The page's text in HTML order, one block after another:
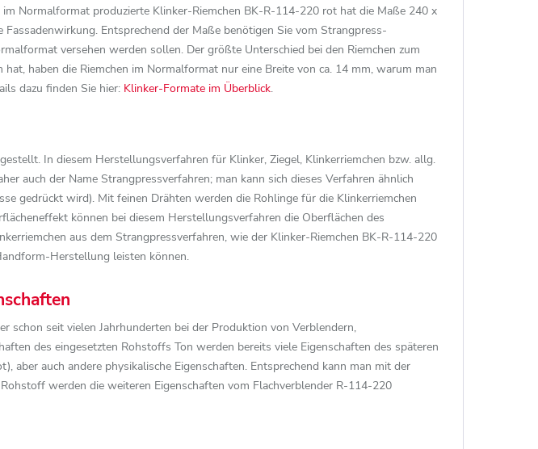
Normalformat produzierte Klinker-Riemchen BK-R-114-220 rot hat die Maße 240 x
Entsprechend der Maße benötigen Sie vom Strangpress-
versehen werden sollen. Der größte Unterschied bei den Riemchen zum
haben die Riemchen im Normalformat nur eine Breite von ca. 14 mm, warum man
dazu finden Sie hier: Klinker-Formate im Überblick.
In diesem Herstellungsverfahren für Klinker, Ziegel, Klinkerriemchen bzw. allg.
auch der Name Strangpressverfahren; man kann sich dieses Verfahren ähnlich
gedrückt wird). Mit feinen Drähten werden die Rohlinge für die Klinkerriemchen
können bei diesem Herstellungsverfahren die Oberflächen des
aus dem Strangpressverfahren, wie der Klinker-Riemchen BK-R-114-220
Herstellung leisten können.
seit vielen Jahrhunderten bei der Produktion von Verblendern,
des eingesetzten Rohstoffs Ton werden bereits viele Eigenschaften des späteren
aber auch andere physikalische Eigenschaften. Entsprechend kann man mit der
werden die weiteren Eigenschaften vom Flachverblender R-114-220